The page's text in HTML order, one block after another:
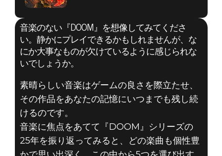
DOOM® Eternal
2019年5月06日
DOOMの歴代
音楽のない『DOOM』を想像してみてくださ
い。静かにプレイできるかもしれませんが、な
にか大事なものが欠けているように感じられな
いでしょうか。
素晴らしい音楽はゲームの良さを際立たせ、
その作品をあなたの記憶にいつまでも残し続
けるのです。
音楽に焦点をあてて『DOOM』シリーズの
25年を振り返ってみると、どの楽曲も個性豊